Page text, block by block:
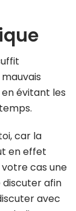
évitant les
car la
en effet
cas une
afin
avec